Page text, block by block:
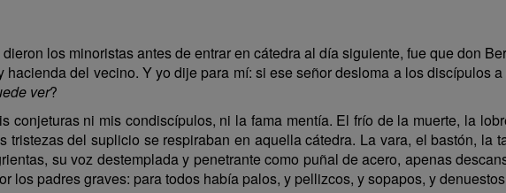
los minoristas antes de entrar en cátedra al día siguiente, fue que don
hacienda del vecino. Y yo dije para mí: si ese señor desloma a los discípulos
ver?
conjeturas ni mis condiscípulos, ni la fama mentía. El frío de la muerte, la
tristezas del suplicio se respiraban en aquella cátedra. La vara, el bastón, la
su voz destemplada y penetrante como puñal de acero, apenas
los padres graves: para todos había palos, y pellizcos, y sopapos, y